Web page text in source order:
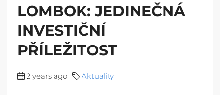
LOMBOK: JEDINEČNÁ
INVESTIČNÍ
PŘÍLEŽITOST
2 years ago Aktuality